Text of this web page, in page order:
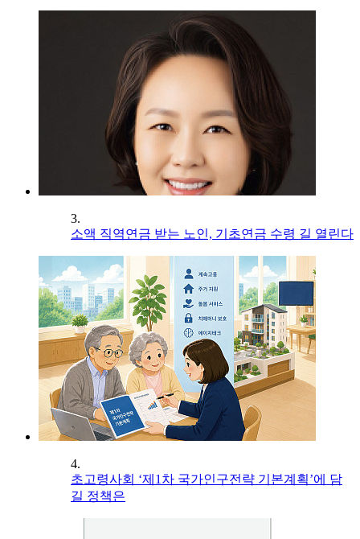
3.
소액 직역연금 받는 노인, 기초연금 수령 길 열린다
4.
초고령사회 ‘제1차 국가인구전략 기본계획’에 담
길 정책은